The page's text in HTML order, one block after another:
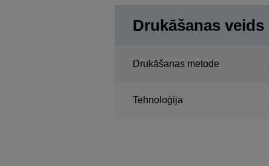
Drukāšanas veids
Drukāšanas metode
Tehnoloģija